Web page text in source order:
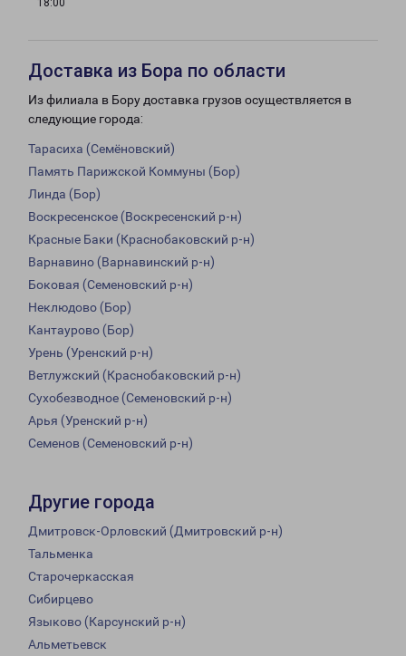
18:00
Доставка из Бора по области
Из филиала в Бору доставка грузов осуществляется в
следующие города:
Тарасиха (Семёновский)
Память Парижской Коммуны (Бор)
Линда (Бор)
Воскресенское (Воскресенский р-н)
Красные Баки (Краснобаковский р-н)
Варнавино (Варнавинский р-н)
Боковая (Семеновский р-н)
Неклюдово (Бор)
Кантаурово (Бор)
Урень (Уренский р-н)
Ветлужский (Краснобаковский р-н)
Сухобезводное (Семеновский р-н)
Арья (Уренский р-н)
Семенов (Семеновский р-н)
Другие города
Дмитровск-Орловский (Дмитровский р-н)
Тальменка
Старочеркасская
Сибирцево
Языково (Карсунский р-н)
Альметьевск